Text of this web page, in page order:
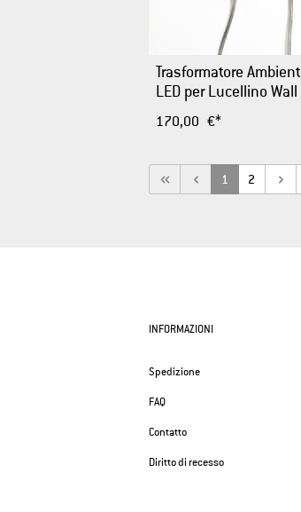
Trasformatore Ambient
LED per Lucellino Wall
170,00 €*
1 2
INFORMAZIONI
Spedizione
FAQ
Contatto
Diritto di recesso